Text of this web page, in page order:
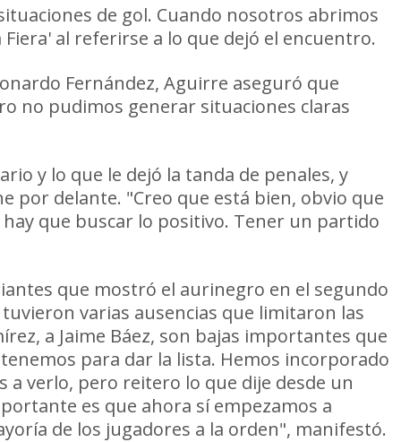
de gol. Cuando nosotros abrimos
al referirse a lo que dejó el encuentro.
Fernández, Aguirre aseguró que
no pudimos generar situaciones claras
y lo que le dejó la tanda de penales, y
por delante. "Creo que está bien, obvio que
que buscar lo positivo. Tener un partido
que mostró el aurinegro en el segundo
varias ausencias que limitaron las
a Jaime Báez, son bajas importantes que
para dar la lista. Hemos incorporado
verlo, pero reitero lo que dije desde un
es que ahora sí empezamos a
de los jugadores a la orden", manifestó.